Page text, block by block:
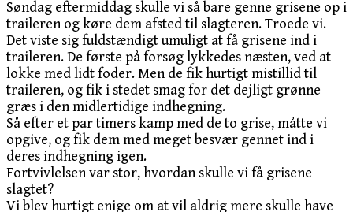
Søndag eftermiddag skulle vi så bare genne grisene op i
traileren og køre dem afsted til slagteren. Troede vi.
Det viste sig fuldstændigt umuligt at få grisene ind i
traileren. De første på forsøg lykkedes næsten, ved at
lokke med lidt foder. Men de fik hurtigt mistillid til
traileren, og fik i stedet smag for det dejligt grønne
græs i den midlertidige indhegning.
Så efter et par timers kamp med de to grise, måtte vi
opgive, og fik dem med meget besvær gennet ind i
deres indhegning igen.
Fortvivlelsen var stor, hvordan skulle vi få grisene
slagtet?
Vi blev hurtigt enige om at vil aldrig mere skulle have